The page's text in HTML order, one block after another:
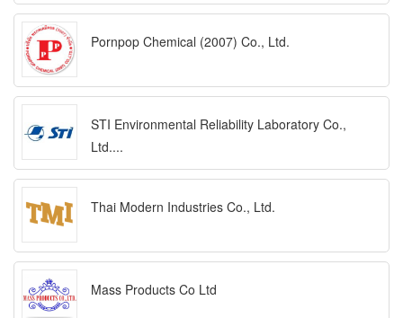
Pornpop Chemical (2007) Co., Ltd.
STI Environmental Reliability Laboratory Co.,
Ltd....
Thai Modern Industries Co., Ltd.
Mass Products Co Ltd